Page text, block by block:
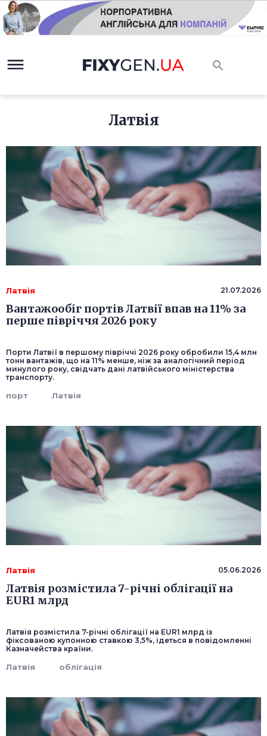
Латвія
Латвія 21.07.2026
Вантажообіг портів Латвії впав на 11% за
перше півріччя 2026 року
Порти Латвії в першому півріччі 2026 року обробили 15,4 млн
тонн вантажів, що на 11% менше, ніж за аналогічний період
минулого року, свідчать дані латвійського міністерства
транспорту.
порт Латвія
Латвія 05.06.2026
Латвія розмістила 7-річні облігації на
EUR1 млрд
Латвія розмістила 7-річні облігації на EUR1 млрд із
фіксованою купонною ставкою 3,5%, ідеться в повідомленні
Казначейства країни.
Латвія облігація